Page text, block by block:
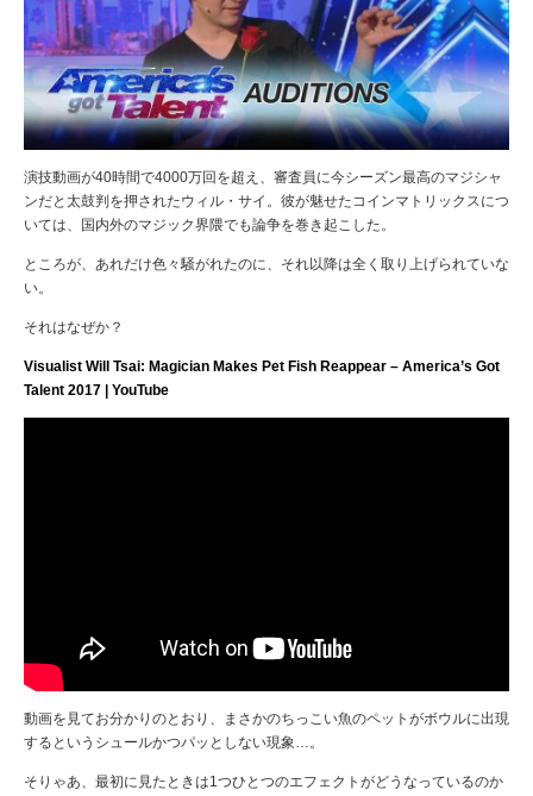
演技動画が40時間で4000万回を超え、審査員に今シーズン最高のマジシャ
ンだと太鼓判を押されたウィル・サイ。彼が魅せたコインマトリックスにつ
いては、 国内外のマジック界隈でも論争を巻き起こした。
ところが、あれだけ色々騒がれたのに、それ以降は全く取り上げられていな
い。
それはなぜか？
Visualist Will Tsai: Magician Makes Pet Fish Reappear – America’s Got
Talent 2017 | YouTube
動画を見てお分かりのとおり、まさかのちっこい魚のペットがボウルに出現
するというシュールかつパッとしない現象…。
そりゃあ、最初に見たときは1つひとつのエフェクトがどうなっているのか